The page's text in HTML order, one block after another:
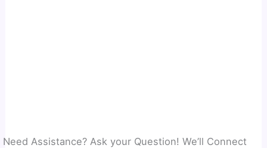
Need Assistance? Ask your Question! We’ll Connect